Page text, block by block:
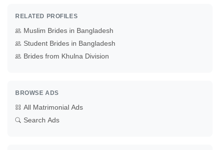
RELATED PROFILES
Muslim Brides in Bangladesh
Student Brides in Bangladesh
Brides from Khulna Division
BROWSE ADS
All Matrimonial Ads
Search Ads